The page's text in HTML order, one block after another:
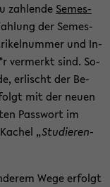
zah­len­de Se­mes­
der Se­mes­
und In­
ver­merkt sind. So­
er­lischt der Be­
mit der neuen
Pass­wort im
„Stu­die­ren­
Wege er­folgt